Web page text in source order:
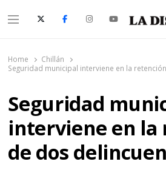
Menu
Home
Chillán
Seguridad municipal interviene en la
Seguridad
interviene en la
de dos